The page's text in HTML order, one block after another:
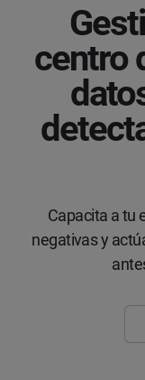
centro
Capacita a tu
negativas y